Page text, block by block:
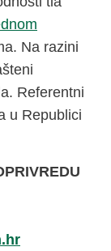
Na razini
Referentni
u Republici